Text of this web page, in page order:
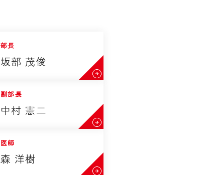
部長
坂部 茂俊
副部長
中村 憲二
医師
森 洋樹